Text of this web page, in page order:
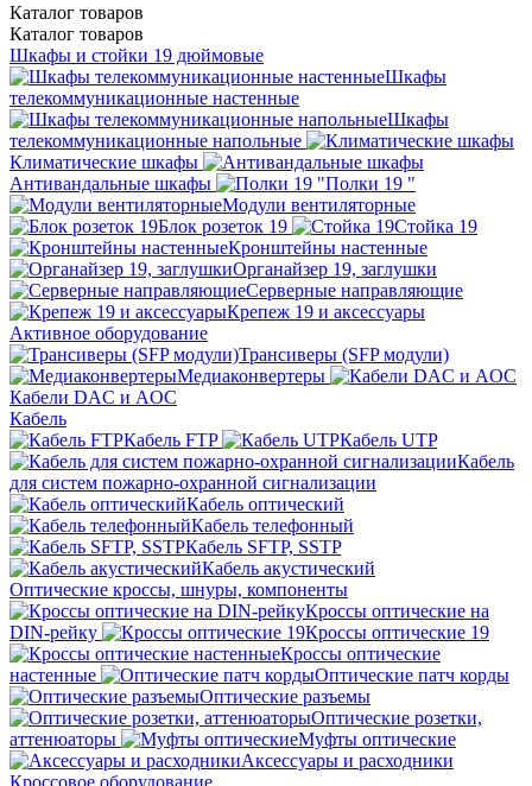
Каталог товаров
Каталог товаров
Шкафы и стойки 19 дюймовые
Шкафы
телекоммуникационные настенные
Шкафы
телекоммуникационные напольные
Климатические шкафы
Антивандальные шкафы
Полки 19 "
Модули вентиляторные
Блок розеток 19
Стойка 19
Кронштейны настенные
Органайзер 19, заглушки
Серверные направляющие
Крепеж 19 и аксессуары
Активное оборудование
Трансиверы (SFP модули)
Медиаконвертеры
Кабели DAC и AOC
Кабель
Кабель FTP
Кабель UTP
Кабель
для систем пожарно-охранной сигнализации
Кабель оптический
Кабель телефонный
Кабель SFTP, SSTP
Кабель акустический
Оптические кроссы, шнуры, компоненты
Кроссы оптические на
DIN-рейку
Кроссы оптические 19
Кроссы оптические
настенные
Оптические патч корды
Оптические разъемы
Оптические розетки,
аттенюаторы
Муфты оптические
Аксессуары и расходники
Кроссовое оборудование